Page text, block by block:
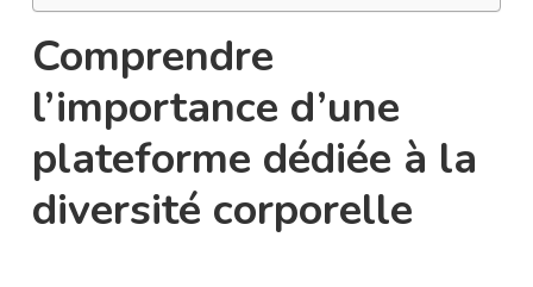
Comprendre
l’importance d’une
plateforme dédiée à la
diversité corporelle